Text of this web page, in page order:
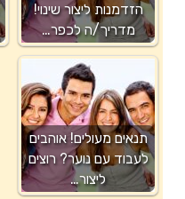
הזדמנות ליצור שינוי!
מדריך/ה לכפר…
תנאים מעולים! אוהבים
לעבוד עם נוער? רוצים
ליצור…